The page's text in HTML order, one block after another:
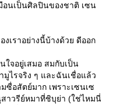
อนเป็นศิลปินของชาติ เซน
เราอย่างนี้บ้างด้วย ดีออก
จอยู่เสมอ สมกับเป็น
ไรจริง ๆ และฉันเชื่อแล้ว
ซื่อสัตย์มาก เพราะเซนเซ
สาวรีย์หมาที่ชิบุย่า (ใช่ไหมนี่